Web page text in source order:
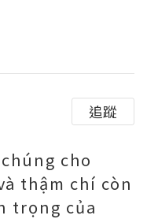
追蹤
cho
thậm chí còn
trọng của